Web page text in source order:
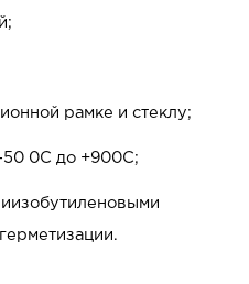
рамке и стеклу;
50 0C до +900С;